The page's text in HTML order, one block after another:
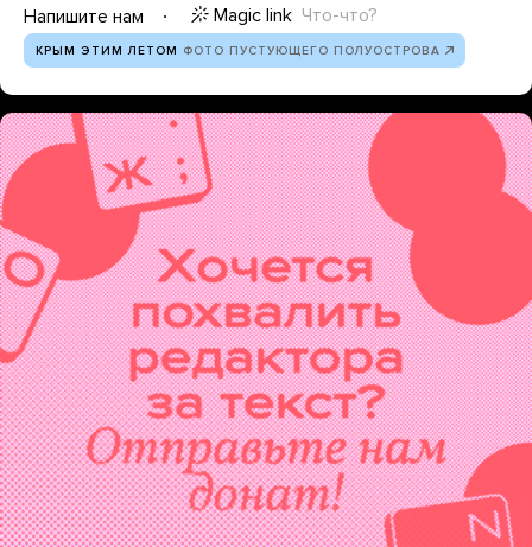
Напишите нам
Magic link Что-что?
КРЫМ ЭТИМ ЛЕТОМ ФОТО ПУСТУЮЩЕГО ПОЛУОСТРОВА